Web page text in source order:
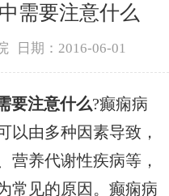
需要注意什么
日期：2016-06-01
要注意什么?癫痫病
以由多种因素导致，
营养代谢性疾病等，
常见的原因。癫痫病